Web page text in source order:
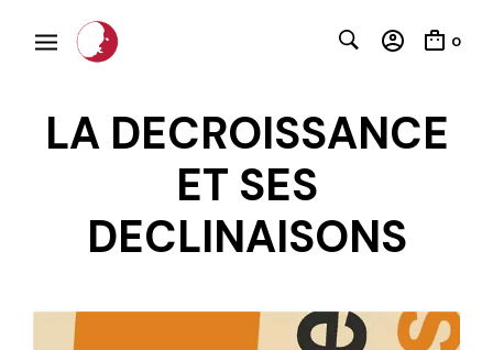
0
LA DECROISSANCE
ET SES
DECLINAISONS